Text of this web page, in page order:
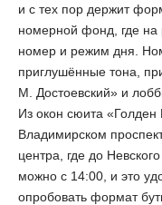
и с тех пор держит
номерной фонд, где
номер и режим дня.
приглушённые тона,
М. Достоевский» и
Из окон сюита «Голден
Владимирском
центра, где до
можно с 14:00, и это
опробовать формат